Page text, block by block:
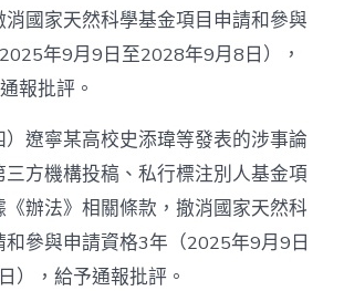
國家天然科學基金項目申請和參與
年9月9日至2028年9月8日），
報批評。
）遼寧某高校史添瑋等發表的涉事論
方機構投稿、私行標注別人基金項
《辦法》相關條款，撤消國家天然科
和參與申請資格3年（2025年9月9日
），給予通報批評。